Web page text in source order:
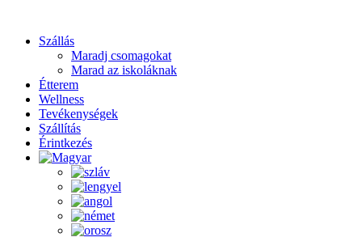
Szállás
Maradj csomagokat
Marad az iskoláknak
Étterem
Wellness
Tevékenységek
Szállítás
Érintkezés